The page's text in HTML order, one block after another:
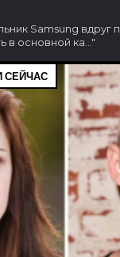
Samsung вдруг
в основной ка..."
СЕЙЧАС